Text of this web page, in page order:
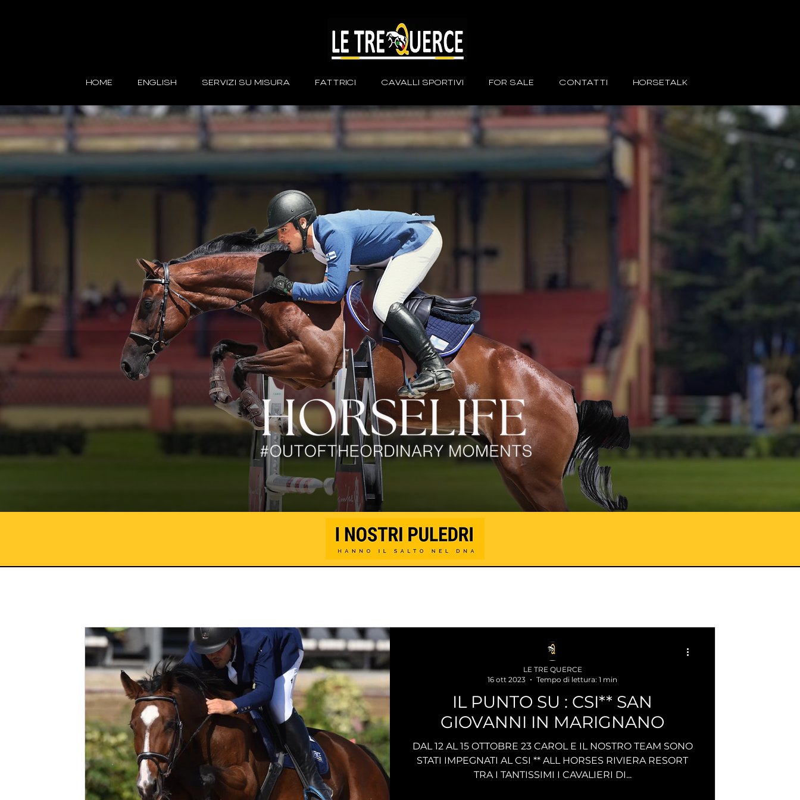
HOME ENGLISH SERVIZI SU MISURA FATTRICI CAVALLI SPORTIVI FOR SALE CONTATTI HORSETALK
IL PUNTO SU : CSI** SAN
GIOVANNI IN MARIGNANO
DAL 12 AL 15 OTTOBRE 23 CAROL E IL NOSTRO TEAM SONO
STATI IMPEGNATI AL CSI ** ALL HORSES RIVIERA RESORT
TRA I TANTISSIMI I CAVALIERI DI...
LE TRE QUERCE
16 ott 2023
Tempo di lettura: 1 min